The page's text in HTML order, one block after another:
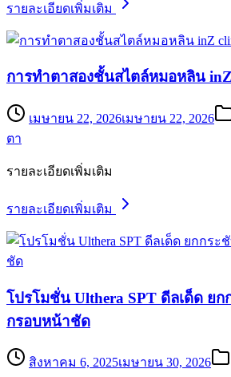
รายละเอียดเพิ่มเติม
การทำตาสองชั้นสไตล์หมอหลิน
เมษายน 22, 2026เมษายน 22, 2026
ตา
รายละเอียดเพิ่มเติม
รายละเอียดเพิ่มเติม
โปรโมชั่น Ulthera SPT ดีลเด็ด ยก
กรอบหน้าชัด
สิงหาคม 6, 2025เมษายน 30, 2026